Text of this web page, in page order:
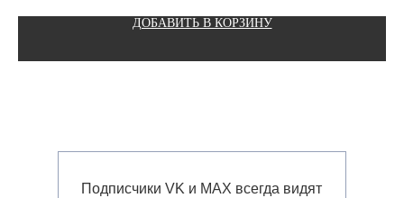
ДОБАВИТЬ В КОРЗИНУ
Подписчики VK и MAX всегда видят